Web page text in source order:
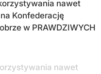
nawet
Konfederację
w PRAWDZIWYCH
nawet